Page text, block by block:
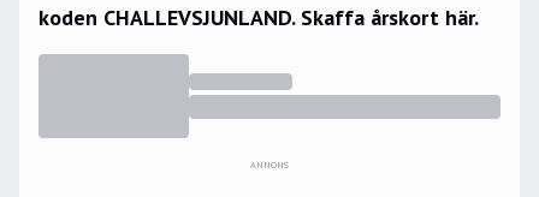
koden CHALLEVSJUNLAND. Skaffa årskort här.
ANNONS